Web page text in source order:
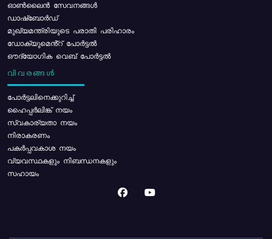
ഓൺലൈൻ സേവനങ്ങൾ
ഡാഷ്ബോർഡ്
മുഖ്യമന്ത്രിയുടെ പരാതി പരിഹാരം
ഡോക്യുമെൻ്റ് പോർട്ടൽ
ഔദ്യോഗിക വെബ് പോർട്ടൽ
വിവരങ്ങൾ
പോര്‍ട്ടലിനെക്കുറിച്ച്
ഹൈപ്പർലിങ്ക് നയം
സ്വകാര്യതാ നയം
നിരാകരണം
പകർപ്പവകാശ നയം
വ്യവസ്ഥകളും നിബന്ധനകളും
സഹായം